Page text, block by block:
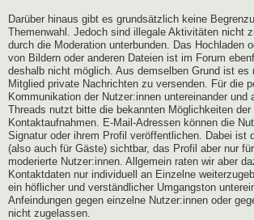
Darüber hinaus gibt es grundsätzlich keine
Themenwahl. Jedoch sind illegale Aktivitäten nicht
durch die Moderation unterbunden. Das Hochladen
von Bildern oder anderen Dateien ist im Forum
deshalb nicht möglich. Aus demselben Grund ist es
Mitglied private Nachrichten zu versenden. Für die
Kommunikation der Nutzer:innen untereinander und
Threads nutzt bitte die bekannten Möglichkeiten der
Kontaktaufnahmen. E-Mail-Adressen können die
Signatur oder ihrem Profil veröffentlichen. Dabei ist
(also auch für Gäste) sichtbar, das Profil aber nur
moderierte Nutzer:innen. Allgemein raten wir aber
Kontaktdaten nur individuell an Einzelne
ein höflicher und verständlicher Umgangston
Anfeindungen gegen einzelne Nutzer:innen oder
nicht zugelassen.